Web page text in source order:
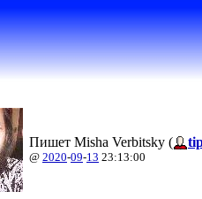
Пишет Misha Verbitsky (
@ 2020-09-13 23:13:00